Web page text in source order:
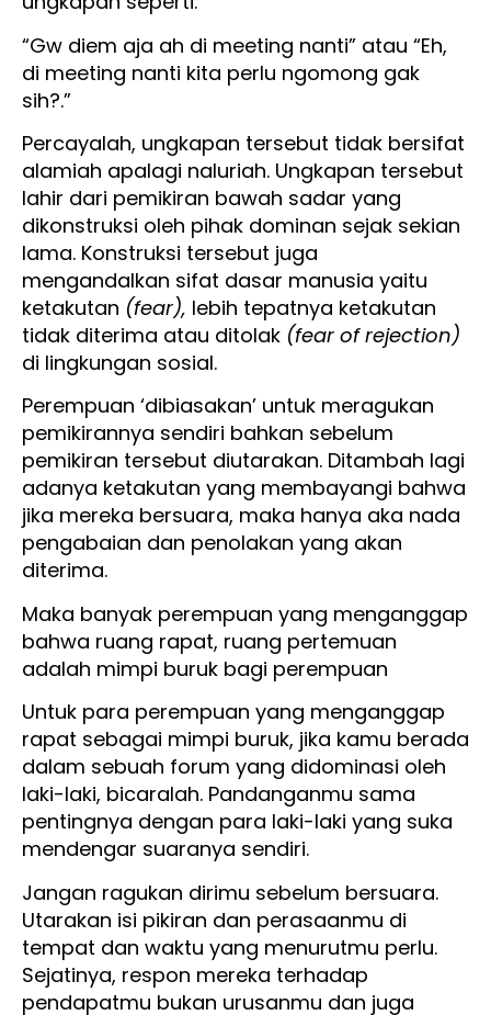
“Gw diem aja ah di meeting nanti” atau “Eh,
di meeting nanti kita perlu ngomong gak
sih?.”
Percayalah, ungkapan tersebut tidak bersifat
alamiah apalagi naluriah. Ungkapan tersebut
lahir dari pemikiran bawah sadar yang
dikonstruksi oleh pihak dominan sejak sekian
lama. Konstruksi tersebut juga
mengandalkan sifat dasar manusia yaitu
ketakutan (fear), lebih tepatnya ketakutan
tidak diterima atau ditolak (fear of rejection)
di lingkungan sosial.
Perempuan ‘dibiasakan’ untuk meragukan
pemikirannya sendiri bahkan sebelum
pemikiran tersebut diutarakan. Ditambah lagi
adanya ketakutan yang membayangi bahwa
jika mereka bersuara, maka hanya aka nada
pengabaian dan penolakan yang akan
diterima.
Maka banyak perempuan yang menganggap
bahwa ruang rapat, ruang pertemuan
adalah mimpi buruk bagi perempuan
Untuk para perempuan yang menganggap
rapat sebagai mimpi buruk, jika kamu berada
dalam sebuah forum yang didominasi oleh
laki-laki, bicaralah. Pandanganmu sama
pentingnya dengan para laki-laki yang suka
mendengar suaranya sendiri.
Jangan ragukan dirimu sebelum bersuara.
Utarakan isi pikiran dan perasaanmu di
tempat dan waktu yang menurutmu perlu.
Sejatinya, respon mereka terhadap
pendapatmu bukan urusanmu dan juga